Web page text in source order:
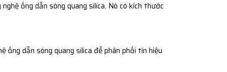
ống dẫn sóng quang silica. Nó có kích thước
ống dẫn sóng quang silica để phân phối tín hiệu